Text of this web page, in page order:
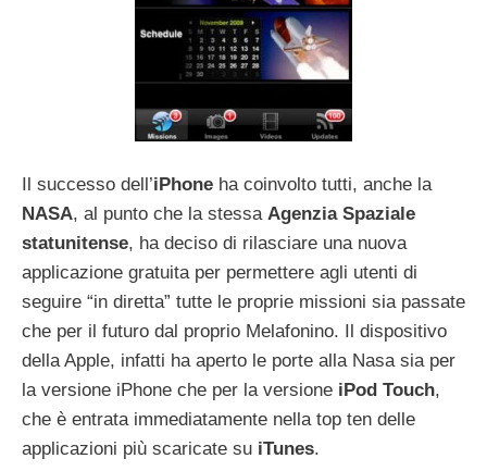
Il successo dell’iPhone ha coinvolto tutti, anche la
NASA, al punto che la stessa Agenzia Spaziale
statunitense, ha deciso di rilasciare una nuova
applicazione gratuita per permettere agli utenti di
seguire “in diretta” tutte le proprie missioni sia passate
che per il futuro dal proprio Melafonino. Il dispositivo
della Apple, infatti ha aperto le porte alla Nasa sia per
la versione iPhone che per la versione iPod Touch,
che è entrata immediatamente nella top ten delle
applicazioni più scaricate su iTunes.